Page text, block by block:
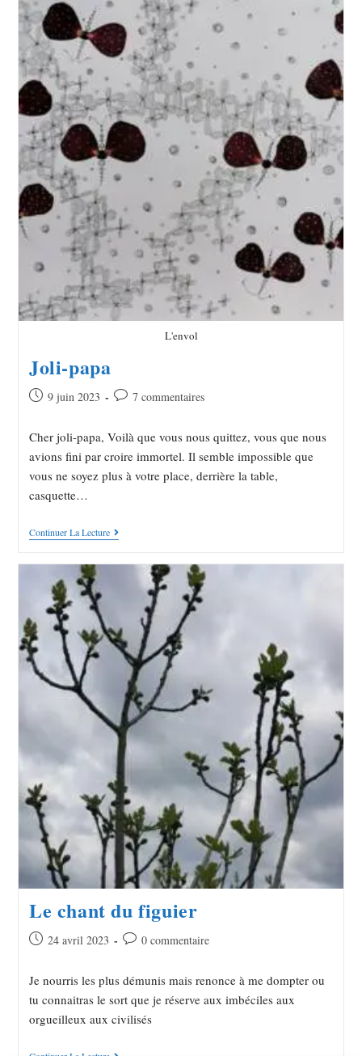
L'envol
Joli-papa
9 juin 2023 7 commentaires
Cher joli-papa, Voilà que vous nous quittez, vous que nous
avions fini par croire immortel. Il semble impossible que
vous ne soyez plus à votre place, derrière la table,
casquette…
Continuer La Lecture
Le chant du figuier
24 avril 2023 0 commentaire
Je nourris les plus démunis mais renonce à me dompter ou
tu connaitras le sort que je réserve aux imbéciles aux
orgueilleux aux civilisés